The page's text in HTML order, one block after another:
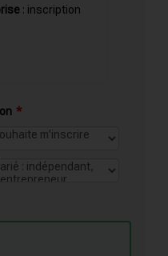
: inscription